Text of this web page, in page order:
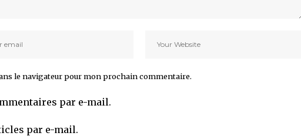
le navigateur pour mon prochain commentaire.
par e-mail.
par e-mail.